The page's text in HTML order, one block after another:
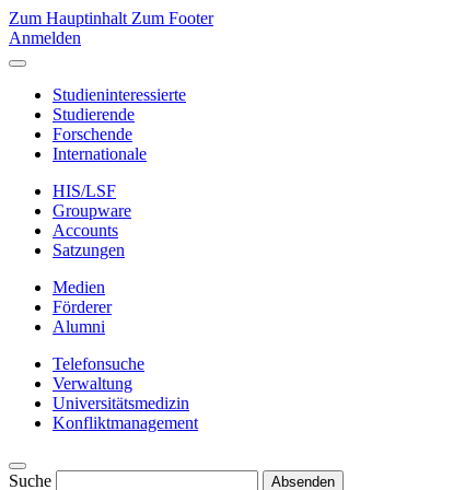
Zum Hauptinhalt Zum Footer
Anmelden
Studieninteressierte
Studierende
Forschende
Internationale
HIS/LSF
Groupware
Accounts
Satzungen
Medien
Förderer
Alumni
Telefonsuche
Verwaltung
Universitätsmedizin
Konfliktmanagement
Suche Absenden